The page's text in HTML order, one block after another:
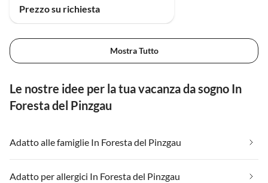
Prezzo su richiesta
Mostra Tutto
Le nostre idee per la tua vacanza da sogno In
Foresta del Pinzgau
Adatto alle famiglie In Foresta del Pinzgau
Adatto per allergici In Foresta del Pinzgau